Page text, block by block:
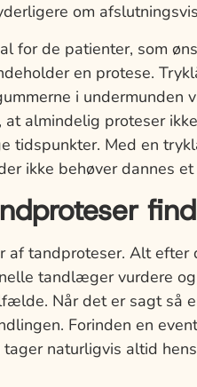
om
for de patienter, som
en protese.
i undermunden
almindelig proteser
tidspunkter. Med en
ikke behøver dannes
af tandproteser. Alt efter
tandlæger vurdere
Når det er sagt så
Forinden en
naturligvis altid